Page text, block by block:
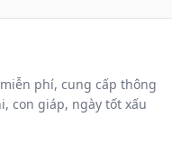
phí, cung cấp thông
con giáp, ngày tốt xấu